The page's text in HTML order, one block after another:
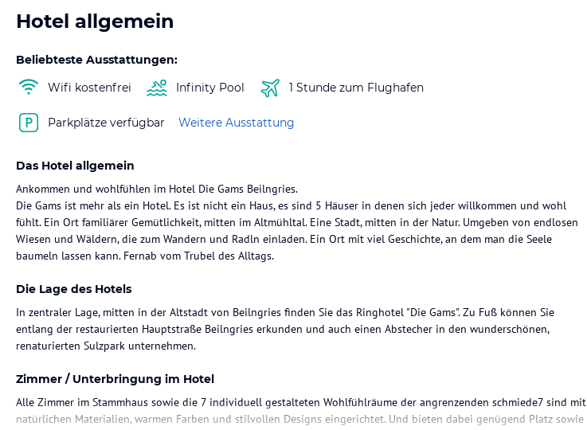
Hotel allgemein
Beliebteste Ausstattungen:
Wifi kostenfrei
Infinity Pool 1 Stunde zum Flughafen
Parkplätze verfügbar Weitere Ausstattung
Das Hotel allgemein
Ankommen und wohlfühlen im Hotel Die Gams Beilngries.
Die Gams ist mehr als ein Hotel. Es ist nicht ein Haus, es sind 5 Häuser in denen sich jeder willkommen und wohl
fühlt. Ein Ort familiärer Gemütlichkeit, mitten im Altmühltal. Eine Stadt, mitten in der Natur. Umgeben von endlosen
Wiesen und Wäldern, die zum Wandern und Radln einladen. Ein Ort mit viel Geschichte, an dem man die Seele
baumeln lassen kann. Fernab vom Trubel des Alltags.
Die Lage des Hotels
In zentraler Lage, mitten in der Altstadt von Beilngries finden Sie das Ringhotel "Die Gams". Zu Fuß können Sie
entlang der restaurierten Hauptstraße Beilngries erkunden und auch einen Abstecher in den wunderschönen,
renaturierten Sulzpark unternehmen.
Zimmer / Unterbringung im Hotel
Alle Zimmer im Stammhaus sowie die 7 individuell gestalteten Wohlfühlräume der angrenzenden schmiede7 sind mit
natürlichen Materialien, warmen Farben und stilvollen Designs eingerichtet. Und bieten dabei genügend Platz sowie